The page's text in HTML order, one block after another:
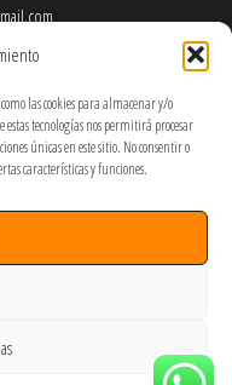
las cookies para almacenar y/o
tecnologías nos permitirá procesar
únicas en este sitio. No consentir o
características y funciones.